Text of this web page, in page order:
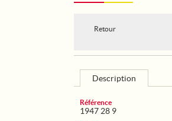
Retour
Description
Référence
1947 28 9